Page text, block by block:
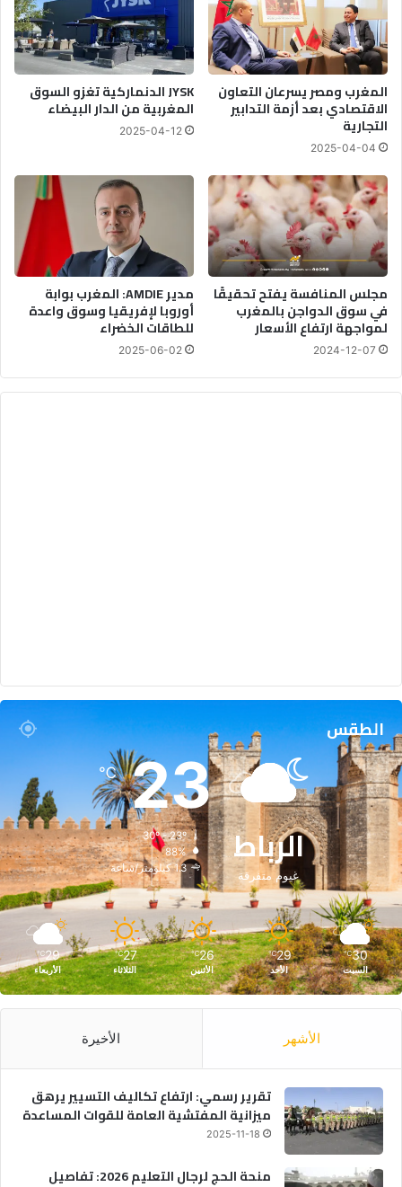
المغرب ومصر يسرعان التعاون
الاقتصادي بعد أزمة التدابير
التجارية
2025-04-04
JYSK الدنماركية تغزو السوق
المغربية من الدار البيضاء
2025-04-12
مجلس المنافسة يفتح تحقيقًا
في سوق الدواجن بالمغرب
لمواجهة ارتفاع الأسعار
2024-12-07
مدير AMDIE: المغرب بوابة
أوروبا لإفريقيا وسوق واعدة
للطاقات الخضراء
2025-06-02
الطقس
الرباط
غيوم متفرقة
23
℃
30º - 23º
88%
1.3 كيلومتر/ساعة
30
℃
السبت
29
℃
الأحد
26
℃
الأثنين
27
℃
الثلاثاء
29
℃
الأربعاء
الأشهر الأخيرة
تقرير رسمي: ارتفاع تكاليف التسيير يرهق
ميزانية المفتشية العامة للقوات المساعدة
2025-11-18
منحة الحج لرجال التعليم 2026: تفاصيل